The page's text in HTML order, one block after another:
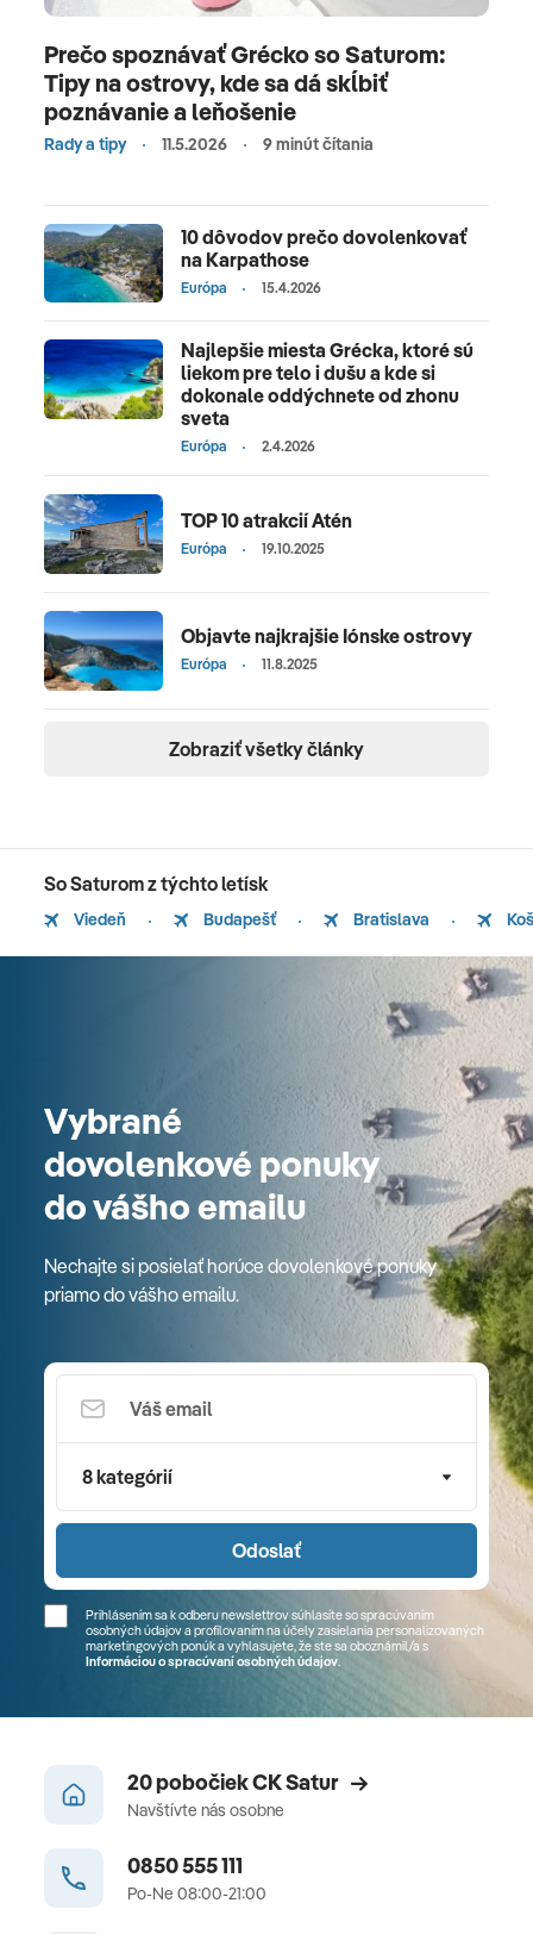
Prečo spoznávať Grécko so Saturom:
Tipy na ostrovy, kde sa dá skĺbiť
poznávanie a leňošenie
Rady a tipy 11.5.2026 9 minút čítania
10 dôvodov prečo dovolenkovať
na Karpathose
Európa 15.4.2026
Najlepšie miesta Grécka, ktoré sú
liekom pre telo i dušu a kde si
dokonale oddýchnete od zhonu
sveta
Európa 2.4.2026
TOP 10 atrakcií Atén
Európa 19.10.2025
Objavte najkrajšie Iónske ostrovy
Európa 11.8.2025
Zobraziť všetky články
So Saturom z týchto letísk
Viedeň Budapešť Bratislava
Vybrané
dovolenkové ponuky
do vášho emailu
Nechajte si posielať horúce dovolenkové ponuky
priamo do vášho emailu.
8 kategórií
Odoslať
Prihlásením sa k odberu newslettrov súhlasíte so spracúvaním
osobných údajov a profilovaním na účely zasielania personalizovaných
marketingových ponúk a vyhlasujete, že ste sa oboznámil/a s
Informáciou o spracúvaní osobných údajov.
20 pobočiek CK Satur
Navštívte nás osobne
0850 555 111
Po-Ne 08:00-21:00